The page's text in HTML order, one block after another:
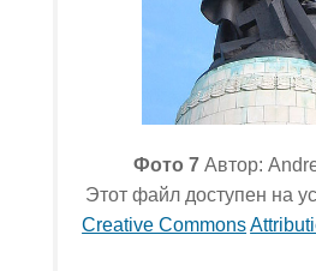
Фото 7 Автор:
Этот файл доступен на
Creative Commons